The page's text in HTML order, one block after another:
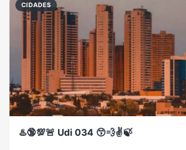
CIDADES
♨️🔞💯🚨 Udi 034 😙💨✌🍃